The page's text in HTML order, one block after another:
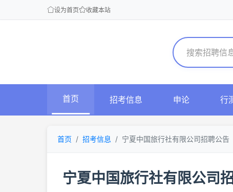
设为首页 收藏本站
首页 招考信息 申论 行
首页 招考信息 宁夏中国旅行社有限公司招聘公告
宁夏中国旅行社有限公司